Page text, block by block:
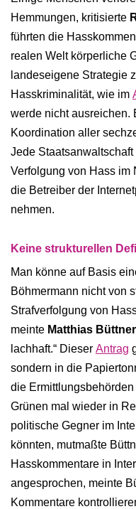
Hemmungen, kritisierte
führten die
realen Welt körperliche
landeseigene Strategie
Hasskriminalität, wie im
werde nicht ausreichen.
Koordination aller
Jede
Verfolgung von Hass im
die Betreiber der
nehmen.
Keine strukturellen
Man könne auf Basis
Böhmermann nicht von
Strafverfolgung von
meinte Matthias
lachhaft.“ Dieser Antrag
sondern in die
die
Grünen mal wieder in
politische Gegner im
könnten, mutmaßte
Hasskommentare in
angesprochen, meinte
Kommentare